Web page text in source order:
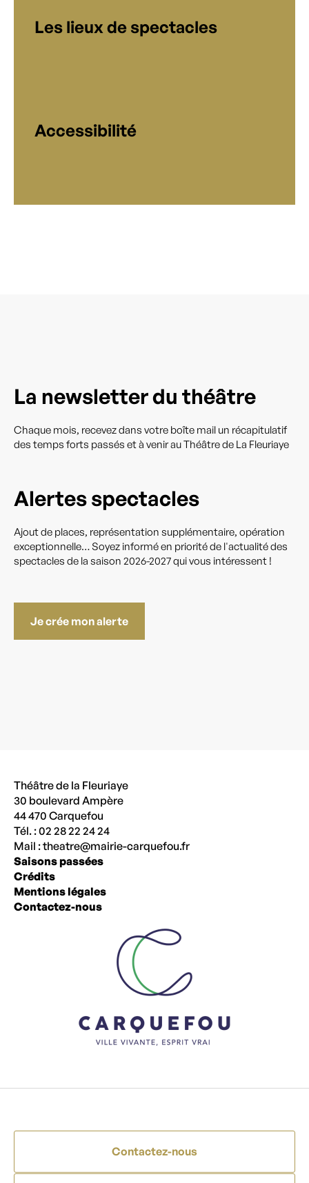
Les lieux de spectacles
Accessibilité
La newsletter du théâtre
Chaque mois, recevez dans votre boîte mail un récapitulatif
des temps forts passés et à venir au Théâtre de La Fleuriaye
Alertes spectacles
Ajout de places, représentation supplémentaire, opération
exceptionnelle… Soyez informé en priorité de l'actualité des
spectacles de la saison 2026-2027 qui vous intéressent !
Je crée mon alerte
Théâtre de la Fleuriaye
30 boulevard Ampère
44 470 Carquefou
Tél. : 02 28 22 24 24
Mail :theatre@mairie-carquefou.fr
Saisons passées
Crédits
Mentions légales
Contactez-nous
Contactez-nous